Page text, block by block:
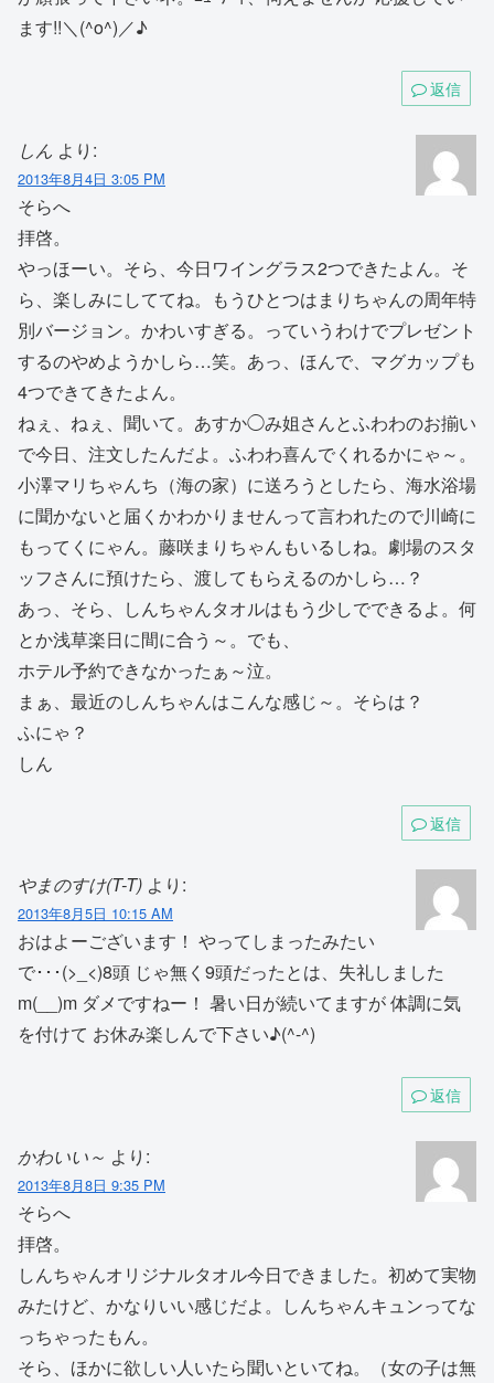
ます!!＼(^o^)／♪
返信
しん より:
2013年8月4日 3:05 PM
そらへ
拝啓。
やっほーい。そら、今日ワイングラス2つできたよん。そ
ら、楽しみにしててね。もうひとつはまりちゃんの周年特
別バージョン。かわいすぎる。っていうわけでプレゼント
するのやめようかしら…笑。あっ、ほんで、マグカップも
4つできてきたよん。
ねぇ、ねぇ、聞いて。あすか◯み姐さんとふわわのお揃い
で今日、注文したんだよ。ふわわ喜んでくれるかにゃ～。
小澤マリちゃんち（海の家）に送ろうとしたら、海水浴場
に聞かないと届くかわかりませんって言われたので川崎に
もってくにゃん。藤咲まりちゃんもいるしね。劇場のスタ
ッフさんに預けたら、渡してもらえるのかしら…？
あっ、そら、しんちゃんタオルはもう少しでできるよ。何
とか浅草楽日に間に合う～。でも、
ホテル予約できなかったぁ～泣。
まぁ、最近のしんちゃんはこんな感じ～。そらは？
ふにゃ？
しん
返信
やまのすけ(T-T) より:
2013年8月5日 10:15 AM
おはよーございます！ やってしまったみたい
で･･･(>_<)8頭 じゃ無く9頭だったとは、失礼しました
m(__)m ダメですねー！ 暑い日が続いてますが 体調に気
を付けて お休み楽しんで下さい♪(^-^)
返信
かわいい～ より:
2013年8月8日 9:35 PM
そらへ
拝啓。
しんちゃんオリジナルタオル今日できました。初めて実物
みたけど、かなりいい感じだよ。しんちゃんキュンってな
っちゃったもん。
そら、ほかに欲しい人いたら聞いといてね。（女の子は無